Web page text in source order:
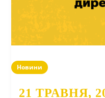
Новини
21 ТРАВНЯ,